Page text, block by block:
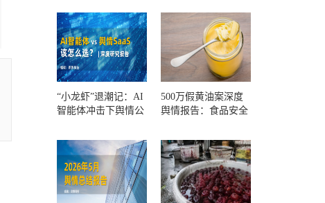
测
“小龙虾”退潮记：AI
智能体冲击下舆情公
500万假黄油案深度
舆情报告：食品安全
一环？